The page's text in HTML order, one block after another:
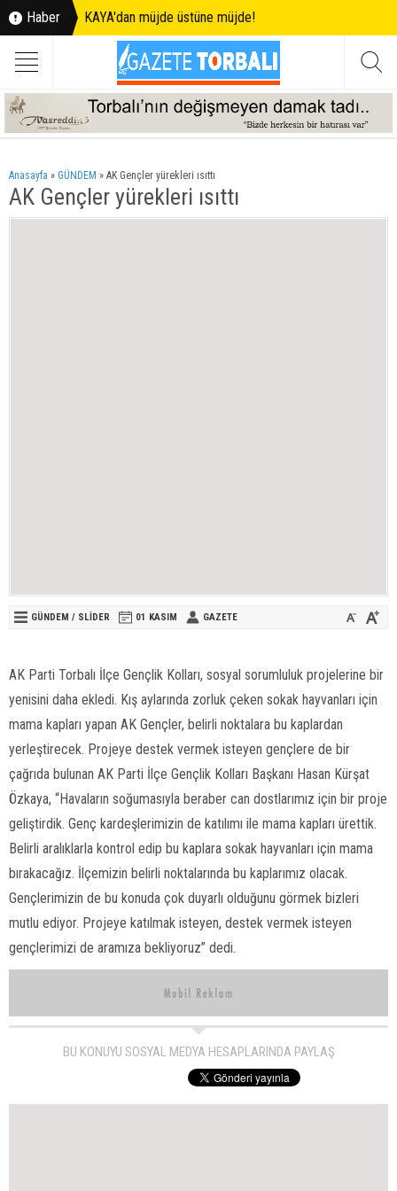
Haber KAYA'dan müjde üstüne müjde!
Anasayfa » GÜNDEM » AK Gençler yürekleri ısıttı
AK Gençler yürekleri ısıttı
GÜNDEM / SLİDER 01 KASIM GAZETE
AK Parti Torbalı İlçe Gençlik Kolları, sosyal sorumluluk projelerine bir
yenisini daha ekledi. Kış aylarında zorluk çeken sokak hayvanları için
mama kapları yapan AK Gençler, belirli noktalara bu kaplardan
yerleştirecek. Projeye destek vermek isteyen gençlere de bir
çağrıda bulunan AK Parti İlçe Gençlik Kolları Başkanı Hasan Kürşat
Özkaya, “Havaların soğumasıyla beraber can dostlarımız için bir proje
geliştirdik. Genç kardeşlerimizin de katılımı ile mama kapları ürettik.
Belirli aralıklarla kontrol edip bu kaplara sokak hayvanları için mama
bırakacağız. İlçemizin belirli noktalarında bu kaplarımız olacak.
Gençlerimizin de bu konuda çok duyarlı olduğunu görmek bizleri
mutlu ediyor. Projeye katılmak isteyen, destek vermek isteyen
gençlerimizi de aramıza bekliyoruz” dedi.
BU KONUYU SOSYAL MEDYA HESAPLARINDA PAYLAŞ